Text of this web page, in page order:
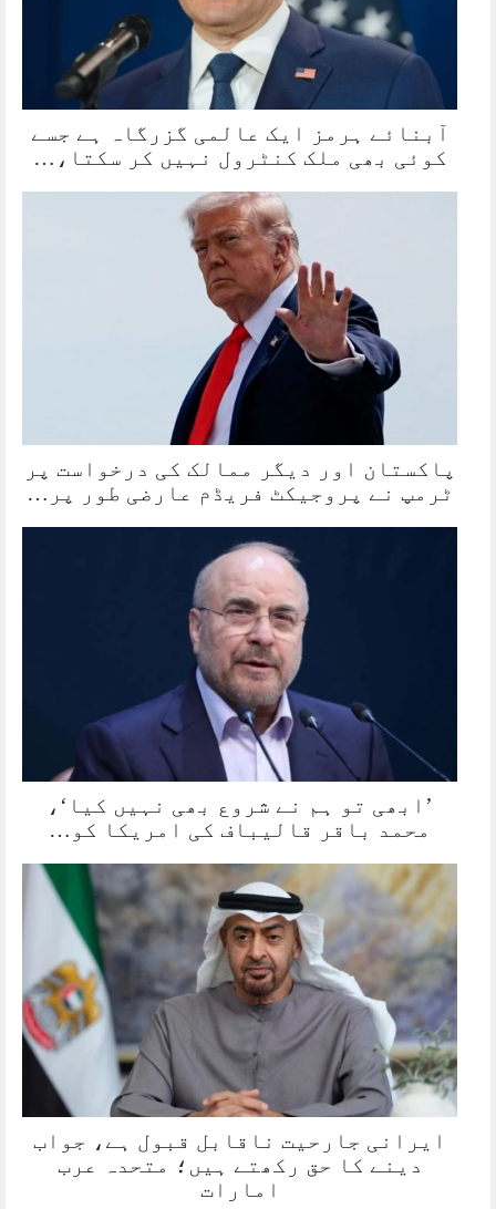
آبنائے ہرمز ایک عالمی گزرگاہ ہے جسے
کوئی بھی ملک کنٹرول نہیں کر سکتا،…
پاکستان اور دیگر ممالک کی درخواست پر
ٹرمپ نے پروجیکٹ فریڈم عارضی طور پر…
’ابھی تو ہم نے شروع بھی نہیں کیا‘،
محمد باقر قالیباف کی امریکا کو…
ایرانی جارحیت ناقابل قبول ہے، جواب
دینے کا حق رکھتے ہیں؛ متحدہ عرب
امارات